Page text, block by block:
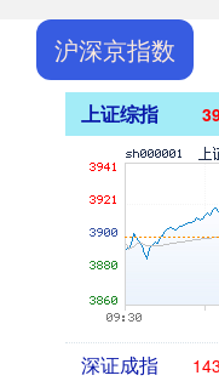
沪深京指数
上证综指
深证成指